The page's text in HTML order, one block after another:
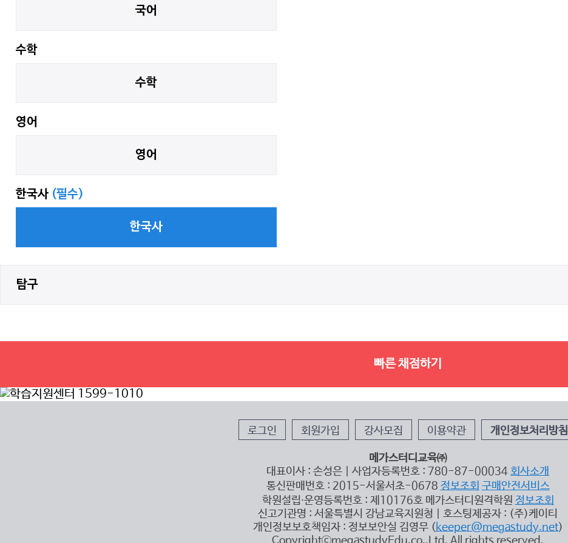
국어
수학
수학
영어
영어
한국사 (필수)
한국사
탐구
빠른 채점하기
로그인 회원가입 강사모집 이용약관 개인정보처리방침
메가스터디교육㈜
대표이사 : 손성은 | 사업자등록번호 : 780-87-00034 회사소개
통신판매번호 : 2015-서울서초-0678 정보조회 구매안전서비스
학원설립∙운영등록번호 : 제10176호 메가스터디원격학원 정보조회
신고기관명 : 서울특별시 강남교육지원청 | 호스팅제공자 : (주)케이티
개인정보보호책임자 : 정보보안실 김영무 ( keeper@megastudy.net)
CopyrightⓒmegastudyEdu.co.,Ltd. All rights reserved.